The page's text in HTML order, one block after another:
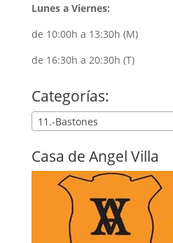
Lunes a Viernes:
de 10:00h a 13:30h (M)
de 16:30h a 20:30h (T)
Categorías:
11.-Bastones
Casa de Angel Villa